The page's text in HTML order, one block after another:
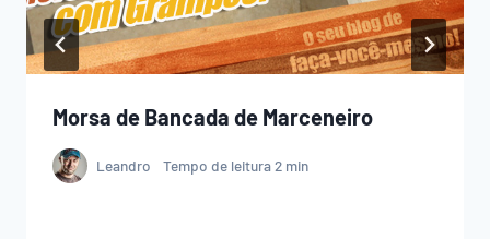
Morsa de Bancada de Marceneiro
Leandro Tempo de leitura2 min